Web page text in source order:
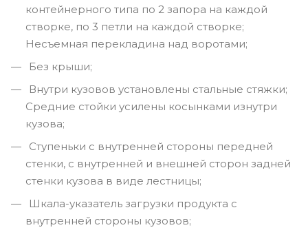
контейнерного типа по 2 запора на каждой
створке, по 3 петли на каждой створке;
Несъемная перекладина над воротами;
Без крыши;
Внутри кузовов установлены стальные стяжки;
Средние стойки усилены косынками изнутри
кузова;
Ступеньки с внутренней стороны передней
стенки, с внутренней и внешней сторон задней
стенки кузова в виде лестницы;
Шкала-указатель загрузки продукта с
внутренней стороны кузовов;